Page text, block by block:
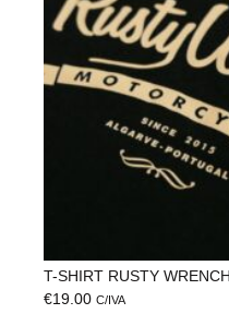
T-SHIRT RUSTY
€19.00 C/IVA